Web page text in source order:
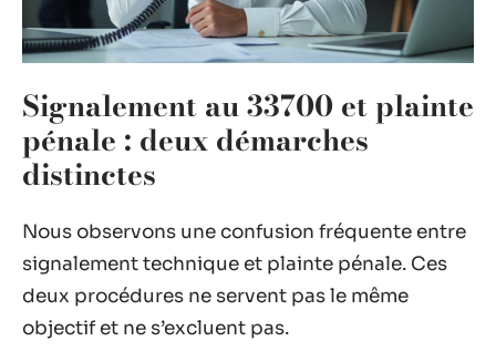
Signalement au 33700 et plainte
pénale : deux démarches
distinctes
Nous observons une confusion fréquente entre
signalement technique et plainte pénale. Ces
deux procédures ne servent pas le même
objectif et ne s’excluent pas.